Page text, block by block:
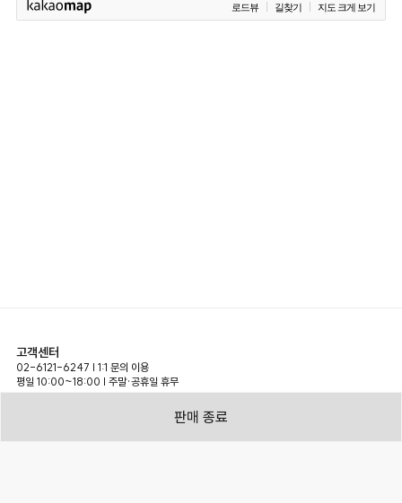
로드뷰 길찾기 지도 크게 보기
판매 종료
고객센터
02-6121-6247 | 1:1 문의 이용
평일 10:00~18:00 | 주말·공휴일 휴무
expand_more